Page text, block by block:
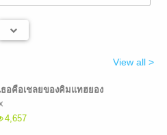
View all >
ธอคือเชลยของคิมแทฮยอง
4,657